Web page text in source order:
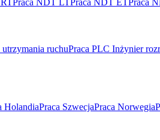
ruchuPraca PLC Inżynier
HolandiaPraca SzwecjaPraca Norwegia